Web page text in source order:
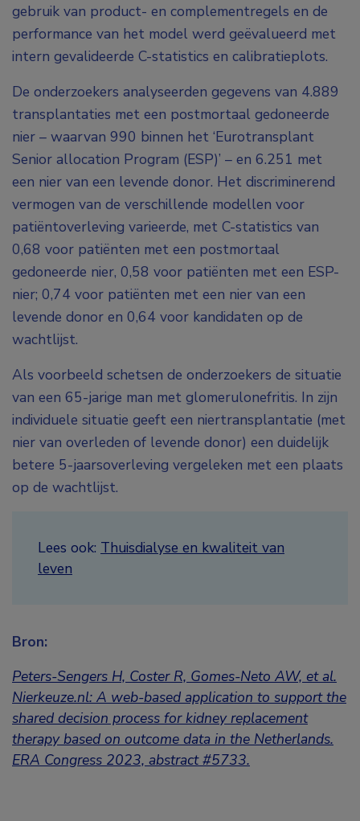
gebruik van product- en complementregels en de
performance van het model werd geëvalueerd met
intern gevalideerde C-statistics en calibratieplots.
De onderzoekers analyseerden gegevens van 4.889
transplantaties met een postmortaal gedoneerde
nier – waarvan 990 binnen het ‘Eurotransplant
Senior allocation Program (ESP)’ – en 6.251 met
een nier van een levende donor. Het discriminerend
vermogen van de verschillende modellen voor
patiëntoverleving varieerde, met C-statistics van
0,68 voor patiënten met een postmortaal
gedoneerde nier, 0,58 voor patiënten met een ESP-
nier; 0,74 voor patiënten met een nier van een
levende donor en 0,64 voor kandidaten op de
wachtlijst.
Als voorbeeld schetsen de onderzoekers de situatie
van een 65-jarige man met glomerulonefritis. In zijn
individuele situatie geeft een niertransplantatie (met
nier van overleden of levende donor) een duidelijk
betere 5-jaarsoverleving vergeleken met een plaats
op de wachtlijst.
Lees ook: Thuisdialyse en kwaliteit van
leven
Bron:
Peters-Sengers H, Coster R, Gomes-Neto AW, et al.
Nierkeuze.nl: A web-based application to support the
shared decision process for kidney replacement
therapy based on outcome data in the Netherlands.
ERA Congress 2023, abstract #5733.